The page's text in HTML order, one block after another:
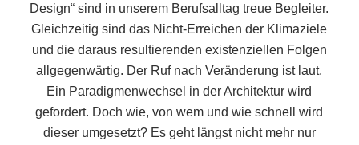
Design“ sind in unserem Berufsalltag treue Begleiter.
Gleichzeitig sind das Nicht-Erreichen der Klimaziele
und die daraus resultierenden existenziellen Folgen
allgegenwärtig. Der Ruf nach Veränderung ist laut.
Ein Paradigmenwechsel in der Architektur wird
gefordert. Doch wie, von wem und wie schnell wird
dieser umgesetzt? Es geht längst nicht mehr nur